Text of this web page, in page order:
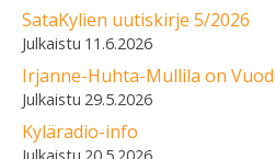
SataKylien uutiskirje 5/2026
11.6.2026
Irjanne-Huhta-Mullila on
29.5.2026
Kyläradio-info